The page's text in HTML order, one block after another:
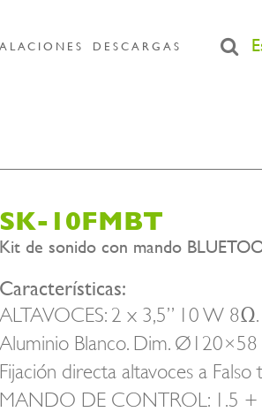
DESCARGAS
SK-10FMBT
Kit de sonido con mando
Características:
ALTAVOCES: 2 x 3,5” 10 W
Aluminio Blanco. Dim. Ø120×58
Fijación directa altavoces a Falso
MANDO DE CONTROL: 1.5